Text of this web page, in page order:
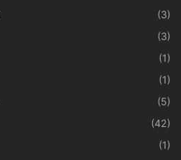
(3)
(3)
(1)
(1)
(5)
(42)
(1)